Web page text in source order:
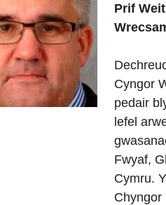
Prif
Cyngor
pedair
lefel
Fwyaf,
Cymru.
Chyngor